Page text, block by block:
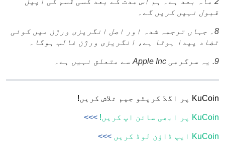
قبول نہیں کریں گے۔
8۔ جہاں ترجمہ شدہ اور اصل انگریزی ورژن میں کوئی
تضاد پیدا ہوتا ہے، انگریزی ورژن غالب ہوگا۔
9. یہ سرگرمی Apple Inc سے متعلق نہیں ہے۔
KuCoin پر اگلا کرپٹو جیم تلاش کریں!
KuCoin پر ابھی سائن اپ کریں! >>>
KuCoin ایپ ڈاؤن لوڈ کریں >>>